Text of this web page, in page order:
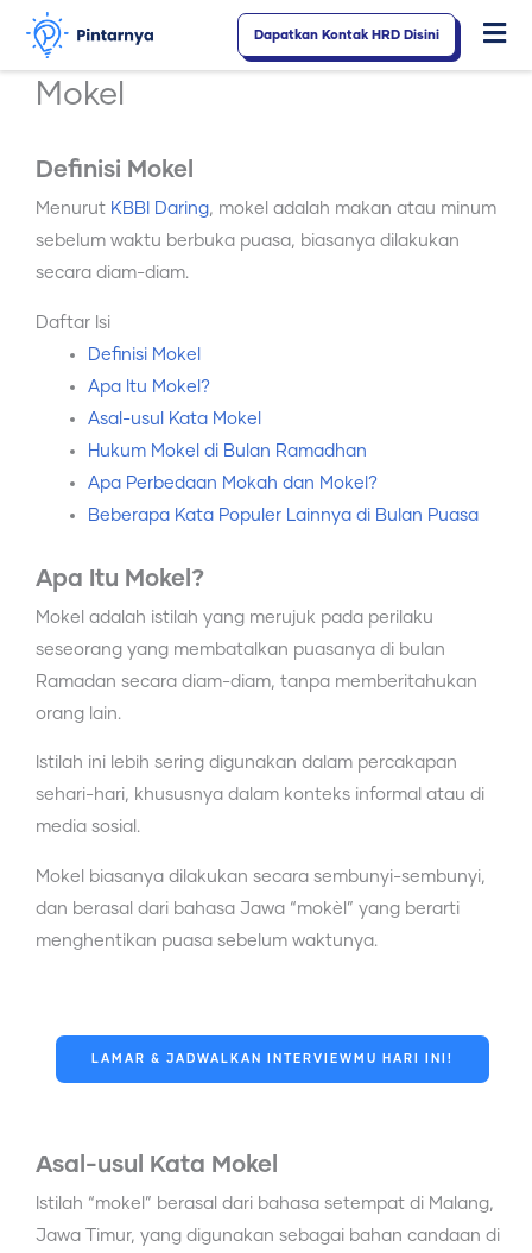
Lewati
konten
Dapatkan Kontak HRD Disini
Mokel
Definisi Mokel
Menurut KBBI Daring, mokel adalah makan atau minum
sebelum waktu berbuka puasa, biasanya dilakukan
secara diam-diam.
Daftar Isi
Definisi Mokel
Apa Itu Mokel?
Asal-usul Kata Mokel
Hukum Mokel di Bulan Ramadhan
Apa Perbedaan Mokah dan Mokel?
Beberapa Kata Populer Lainnya di Bulan Puasa
Apa Itu Mokel?
Mokel adalah istilah yang merujuk pada perilaku
seseorang yang membatalkan puasanya di bulan
Ramadan secara diam-diam, tanpa memberitahukan
orang lain.
Istilah ini lebih sering digunakan dalam percakapan
sehari-hari, khususnya dalam konteks informal atau di
media sosial.
Mokel biasanya dilakukan secara sembunyi-sembunyi,
dan berasal dari bahasa Jawa “mokèl” yang berarti
menghentikan puasa sebelum waktunya.
LAMAR & JADWALKAN INTERVIEWMU HARI INI!
Asal-usul Kata Mokel
Istilah “mokel” berasal dari bahasa setempat di Malang,
Jawa Timur, yang digunakan sebagai bahan candaan di